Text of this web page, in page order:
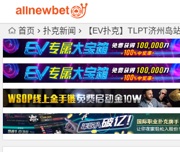
首页 扑克新闻 【EV扑克】TLPT济州岛站｜火热继续！巡游豪客主赛Day1众星云集Jungleman装袋